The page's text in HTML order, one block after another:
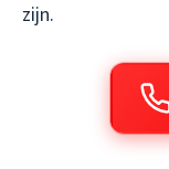
zijn.